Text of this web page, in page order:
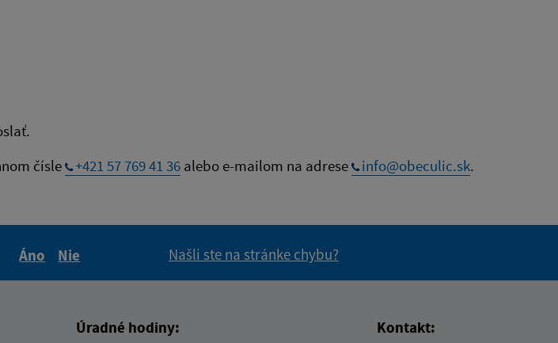
čísle
+421 57 769 41 36 alebo e-mailom na adrese info@obeculic.sk.
Áno
Nie
Našli ste na stránke chybu?
Úradné hodiny: Kontakt: